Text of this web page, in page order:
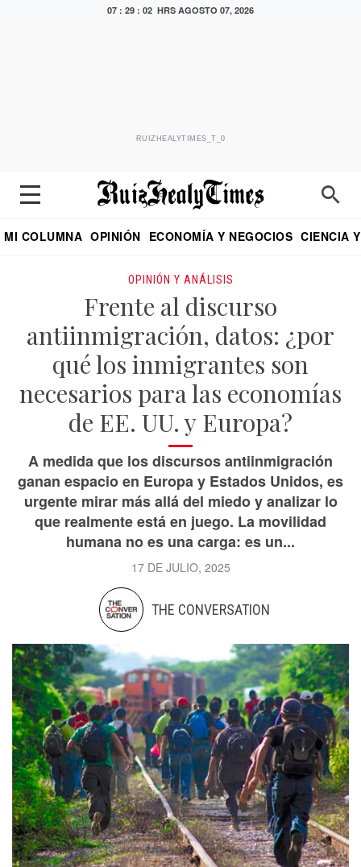
07 : 29 : 03 HRS AGOSTO 07, 2026
RUIZHEALYTIMES_T_0
MI COLUMNA OPINIÓN ECONOMÍA Y NEGOCIOS CIENCIA
OPINIÓN Y ANÁLISIS
Frente al discurso
antiinmigración, datos: ¿por
qué los inmigrantes son
necesarios para las economías
de EE. UU. y Europa?
A medida que los discursos antiinmigración
ganan espacio en Europa y Estados Unidos, es
urgente mirar más allá del miedo y analizar lo
que realmente está en juego. La movilidad
humana no es una carga: es un...
17 DE JULIO, 2025
THE CONVERSATION